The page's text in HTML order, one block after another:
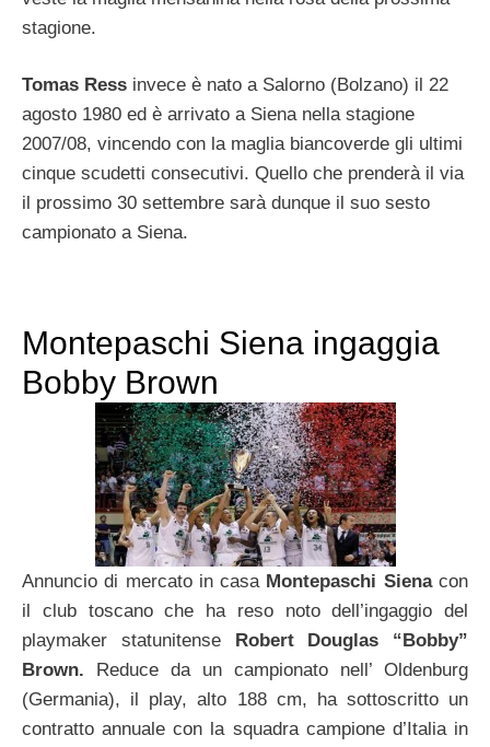
stagione.
Tomas Ress invece è nato a Salorno (Bolzano) il 22
agosto 1980 ed è arrivato a Siena nella stagione
2007/08, vincendo con la maglia biancoverde gli ultimi
cinque scudetti consecutivi. Quello che prenderà il via
il prossimo 30 settembre sarà dunque il suo sesto
campionato a Siena.
Montepaschi Siena ingaggia
Bobby Brown
Annuncio di mercato in casa Montepaschi Sienacon
il club toscano che ha reso noto dell’ingaggio del
playmaker statunitense Robert Douglas “Bobby”
Brown. Reduce da un campionato nell’ Oldenburg
(Germania), il play, alto 188 cm, ha sottoscritto un
contratto annuale con la squadra campione d’Italia in